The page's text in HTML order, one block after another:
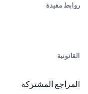
روابط مفيدة
القانونية
المراجع المشتركة